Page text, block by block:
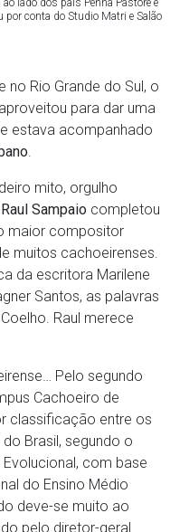
lado dos pais Penha Pastore e
por conta do Studio Matri e Salão
no Rio Grande do Sul, o
aproveitou para dar uma
estava acompanhado
.
mito, orgulho
Raul Sampaio completou
maior compositor
muitos cachoeirenses.
da escritora Marilene
Santos, as palavras
Raul merece
Pelo segundo
Cachoeiro de
classificação entre os
Brasil, segundo o
com base
do Ensino Médio
deve-se muito ao
pelo diretor-geral